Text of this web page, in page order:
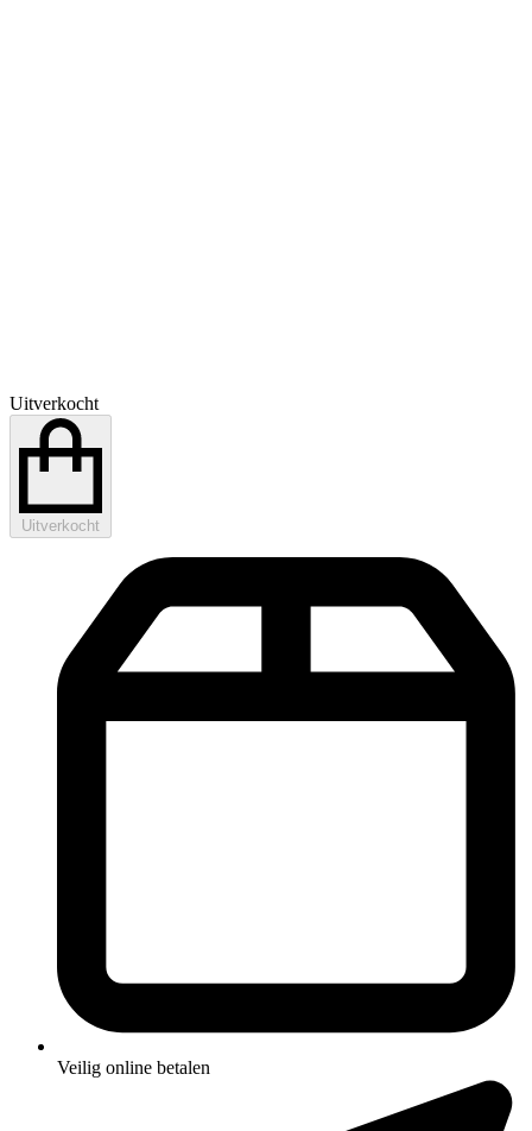
Uitverkocht
Uitverkocht
Veilig online betalen